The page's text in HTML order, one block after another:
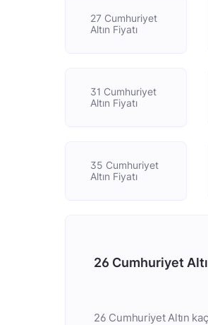
27 Cumhuriyet
Altın Fiyatı
31 Cumhuriyet
Altın Fiyatı
35 Cumhuriyet
Altın Fiyatı
26 Cumhuriyet
26 Cumhuriyet Altın